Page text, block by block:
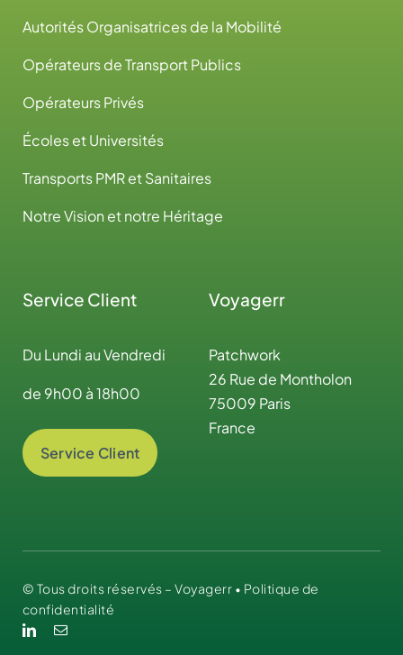
Autorités Organisatrices de la Mobilité
Opérateurs de Transport Publics
Opérateurs Privés
Écoles et Universités
Transports PMR et Sanitaires
Notre Vision et notre Héritage
Service Client
Du Lundi au Vendredi
de 9h00 à 18h00
Service Client
Voyagerr
Patchwork
26 Rue de Montholon
75009 Paris
France
© Tous droits réservés – Voyagerr • Politique de
confidentialité